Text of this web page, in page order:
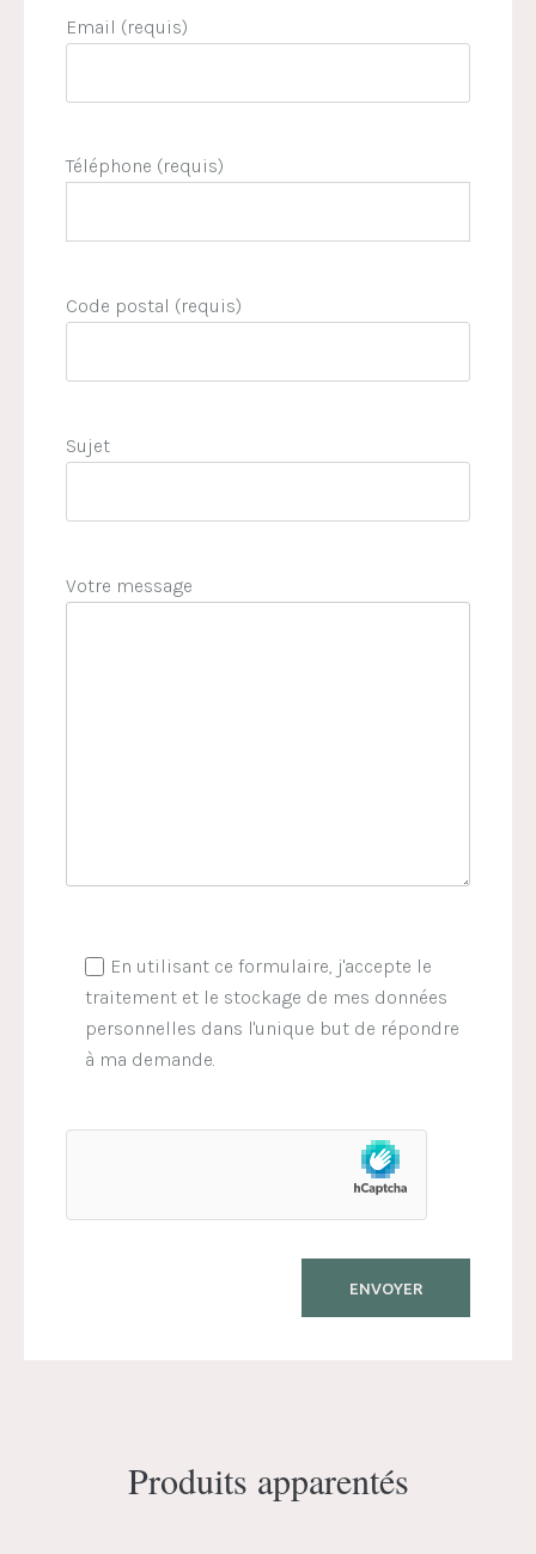
Email (requis)
Téléphone (requis)
Code postal (requis)
Sujet
Votre message
En utilisant ce formulaire, j'accepte le
traitement et le stockage de mes données
personnelles dans l'unique but de répondre
à ma demande.
Produits apparentés